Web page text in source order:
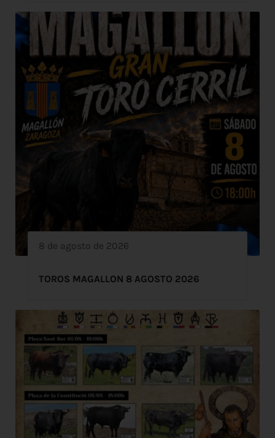
8 de agosto de 2026
TOROS MAGALLON 8 AGOSTO 2026